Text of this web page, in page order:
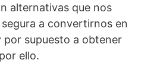
alternativas que nos
a convertirnos en
supuesto a obtener
ello.